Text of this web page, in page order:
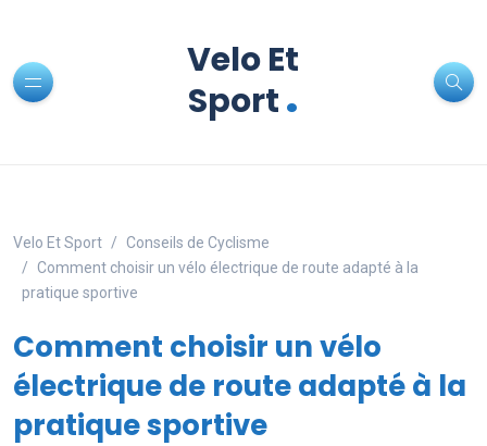
Velo Et
Sport.
Velo Et Sport
Conseils de Cyclisme
Comment choisir un vélo électrique de route adapté à la
pratique sportive
Comment choisir un vélo
électrique de route adapté à la
pratique sportive